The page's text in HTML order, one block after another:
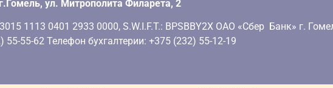
ул. Митрополита Филарета, 2
1113 0401 2933 0000, S.W.I.F.T.: BPSBBY2X ОАО «Сбер Банк» г.
55-62 Телефон бухгалтерии: +375 (232) 55-12-19